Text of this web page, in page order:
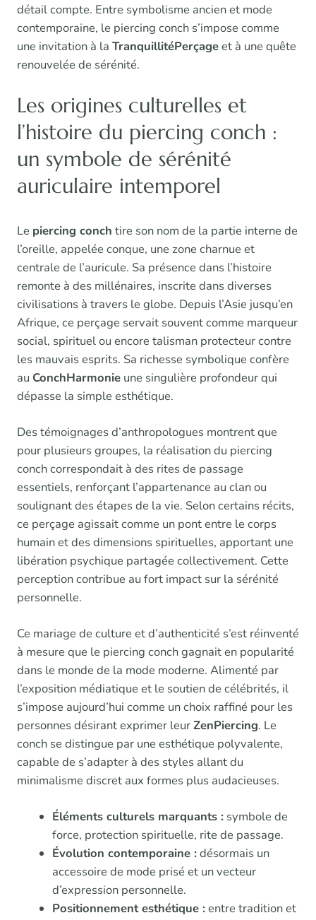
détail compte. Entre symbolisme ancien et mode
contemporaine, le piercing conch s’impose comme
une invitation à la TranquillitéPerçageet à une quête
renouvelée de sérénité.
Les origines culturelles et
l’histoire du piercing conch :
un symbole de sérénité
auriculaire intemporel
Le piercing conch tire son nom de la partie interne de
l’oreille, appelée conque, une zone charnue et
centrale de l’auricule. Sa présence dans l’histoire
remonte à des millénaires, inscrite dans diverses
civilisations à travers le globe. Depuis l’Asie jusqu’en
Afrique, ce perçage servait souvent comme marqueur
social, spirituel ou encore talisman protecteur contre
les mauvais esprits. Sa richesse symbolique confère
au ConchHarmonie une singulière profondeur qui
dépasse la simple esthétique.
Des témoignages d’anthropologues montrent que
pour plusieurs groupes, la réalisation du piercing
conch correspondait à des rites de passage
essentiels, renforçant l’appartenance au clan ou
soulignant des étapes de la vie. Selon certains récits,
ce perçage agissait comme un pont entre le corps
humain et des dimensions spirituelles, apportant une
libération psychique partagée collectivement. Cette
perception contribue au fort impact sur la sérénité
personnelle.
Ce mariage de culture et d’authenticité s’est réinventé
à mesure que le piercing conch gagnait en popularité
dans le monde de la mode moderne. Alimenté par
l’exposition médiatique et le soutien de célébrités, il
s’impose aujourd’hui comme un choix raffiné pour les
personnes désirant exprimer leurZenPiercing. Le
conch se distingue par une esthétique polyvalente,
capable de s’adapter à des styles allant du
minimalisme discret aux formes plus audacieuses.
Éléments culturels marquants :symbole de
force, protection spirituelle, rite de passage.
Évolution contemporaine :désormais un
accessoire de mode prisé et un vecteur
d’expression personnelle.
Positionnement esthétique :entre tradition et